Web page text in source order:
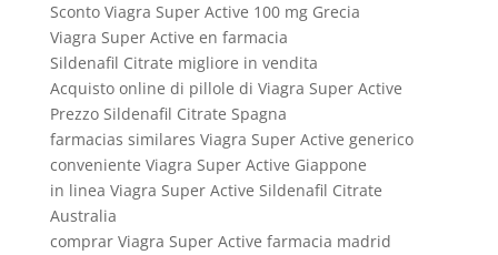
Sconto Viagra Super Active 100 mg Grecia
Viagra Super Active en farmacia
Sildenafil Citrate migliore in vendita
Acquisto online di pillole di Viagra Super Active
Prezzo Sildenafil Citrate Spagna
farmacias similares Viagra Super Active generico
conveniente Viagra Super Active Giappone
in linea Viagra Super Active Sildenafil Citrate
Australia
comprar Viagra Super Active farmacia madrid